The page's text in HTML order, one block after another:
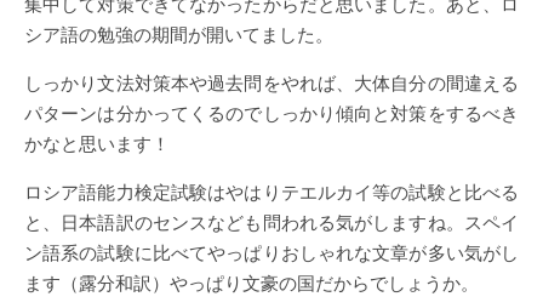
シア語の勉強の期間が開いてました。
しっかり文法対策本や過去問をやれば、大体自分の間違える
パターンは分かってくるのでしっかり傾向と対策をするべき
かなと思います！
ロシア語能力検定試験はやはりテエルカイ等の試験と比べる
と、日本語訳のセンスなども問われる気がしますね。スペイ
ン語系の試験に比べてやっぱりおしゃれな文章が多い気がし
ます（露分和訳）やっぱり文豪の国だからでしょうか。